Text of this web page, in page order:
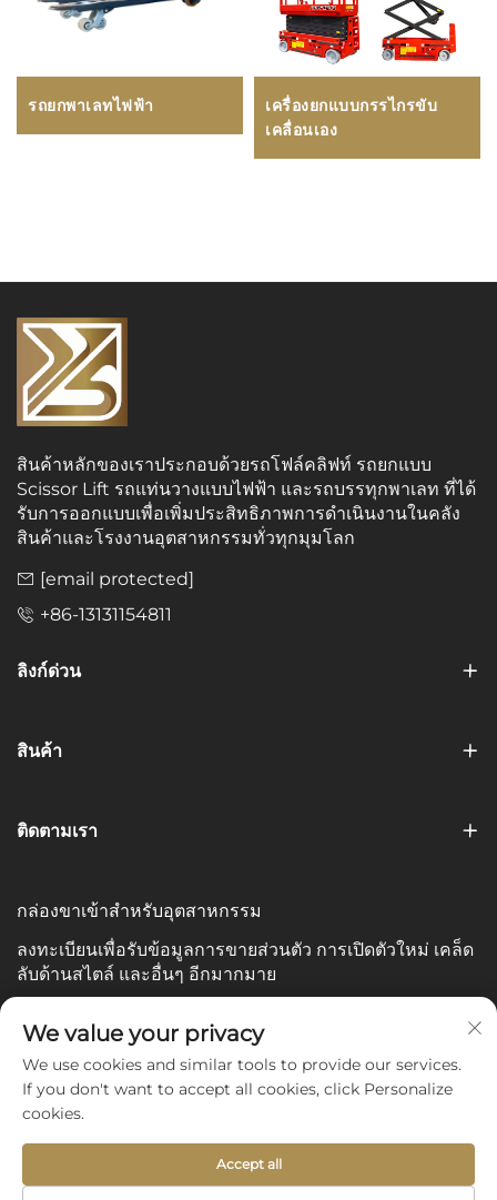
รถยกพาเลทไฟฟ้า
เครื่องยกแบบกรรไกรขับ
เคลื่อนเอง
สินค้าหลักของเราประกอบด้วยรถโฟล์คลิฟท์ รถยกแบบ
Scissor Lift รถแท่นวางแบบไฟฟ้า และรถบรรทุกพาเลท ที่ได้
รับการออกแบบเพื่อเพิ่มประสิทธิภาพการดำเนินงานในคลัง
สินค้าและโรงงานอุตสาหกรรมทั่วทุกมุมโลก
[email protected]
+86-13131154811
ลิงก์ด่วน
สินค้า
ติดตามเรา
กล่องขาเข้าสำหรับอุตสาหกรรม
ลงทะเบียนเพื่อรับข้อมูลการขายส่วนตัว การเปิดตัวใหม่ เคล็ด
ลับด้านสไตล์ และอื่นๆ อีกมากมาย
อีเมลของคุณ
Subscribe
We value your privacy
We use cookies and similar tools to provide our services.
If you don't want to accept all cookies, click Personalize
cookies.
Accept all